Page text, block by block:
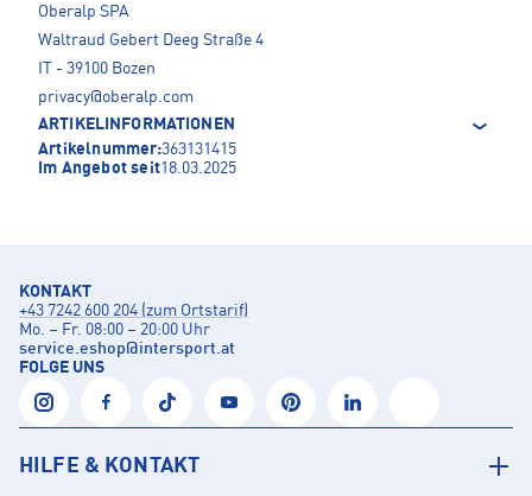
Oberalp SPA
Waltraud Gebert Deeg Straße 4
IT - 39100 Bozen
privacy@oberalp.com
ARTIKELINFORMATIONEN
Artikelnummer:363131415
Im Angebot seit18.03.2025
KONTAKT
+43 7242 600 204 (zum Ortstarif)
Mo. – Fr. 08:00 – 20:00 Uhr
service.eshop@intersport.at
FOLGE UNS
HILFE & KONTAKT